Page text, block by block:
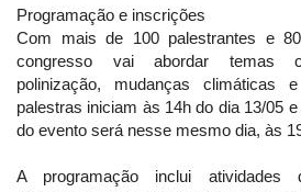
Programação e inscrições
Com mais de 100 palestrantes e
congresso vai abordar temas
polinização, mudanças climáticas
palestras iniciam às 14h do dia 13/05
do evento será nesse mesmo dia, às
A programação inclui atividades